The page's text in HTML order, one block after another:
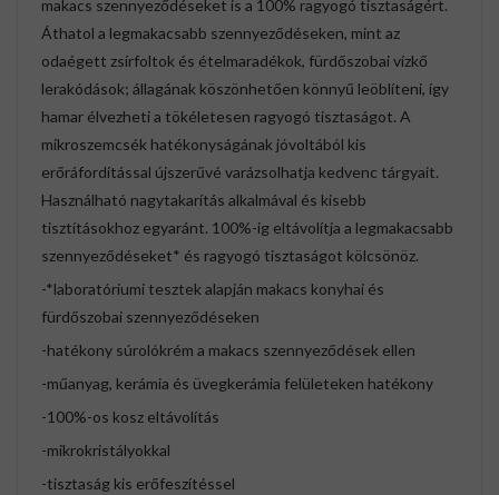
makacs szennyeződéseket is a 100% ragyogó tisztaságért.
Áthatol a legmakacsabb szennyeződéseken, mint az
odaégett zsírfoltok és ételmaradékok, fürdőszobai vízkő
lerakódások; állagának köszönhetően könnyű leöblíteni, így
hamar élvezheti a tökéletesen ragyogó tisztaságot. A
mikroszemcsék hatékonyságának jóvoltából kis
erőráfordítással újszerűvé varázsolhatja kedvenc tárgyait.
Használható nagytakarítás alkalmával és kisebb
tisztításokhoz egyaránt. 100%-ig eltávolítja a legmakacsabb
szennyeződéseket* és ragyogó tisztaságot kölcsönöz.
-*laboratóriumi tesztek alapján makacs konyhai és
fürdőszobai szennyeződéseken
-hatékony súrolókrém a makacs szennyeződések ellen
-műanyag, kerámia és üvegkerámia felületeken hatékony
-100%-os kosz eltávolítás
-mikrokristályokkal
-tisztaság kis erőfeszítéssel